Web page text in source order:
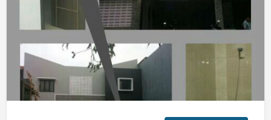
EXCLUSIVE
KALIBATA
DREN
TIGA
|